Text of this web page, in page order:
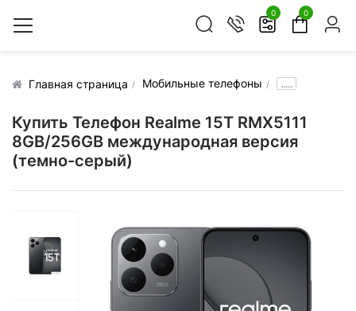
0 0
Главная страница Мобильные телефоны .....
Купить Телефон Realme 15T RMX5111
8GB/256GB международная версия
(темно-серый)